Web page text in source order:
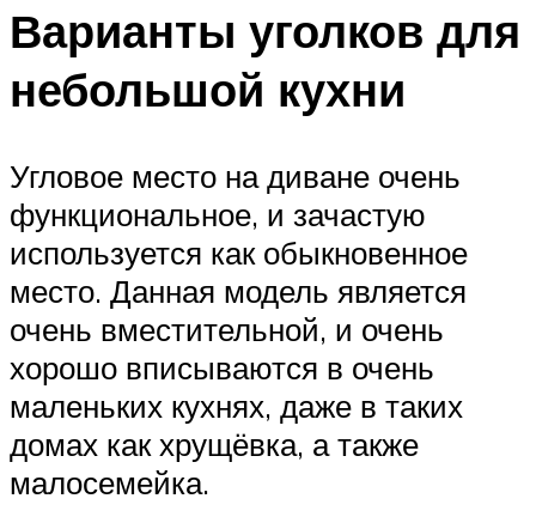
Варианты уголков для
небольшой кухни
Угловое место на диване очень
функциональное, и зачастую
используется как обыкновенное
место. Данная модель является
очень вместительной, и очень
хорошо вписываются в очень
маленьких кухнях, даже в таких
домах как хрущёвка, а также
малосемейка.